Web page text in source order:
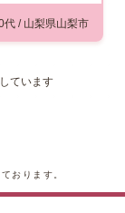
/ 山梨県山梨市
ています
おります。